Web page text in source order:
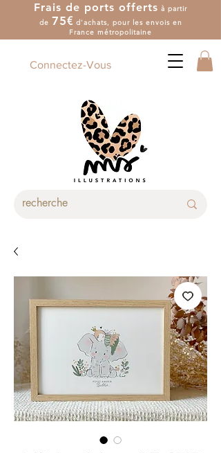
Frais de ports offerts à partir
de 75€ d'achats, pour les envois en
France métropolitaine
Connectez-Vous